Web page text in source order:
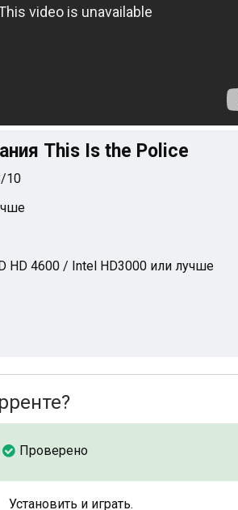
This Is the Police
10
HD 4600 / Intel HD3000 или лучше
Проверено
Установить и играть.